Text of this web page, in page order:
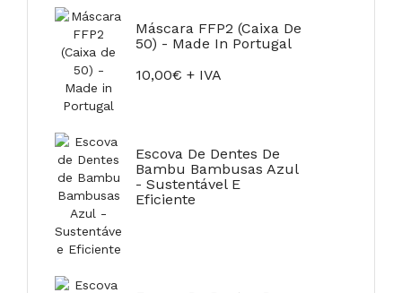
Máscara FFP2 (Caixa De
50) - Made In Portugal
10,00€ + IVA
Escova De Dentes De
Bambu Bambusas Azul
- Sustentável E
Eficiente